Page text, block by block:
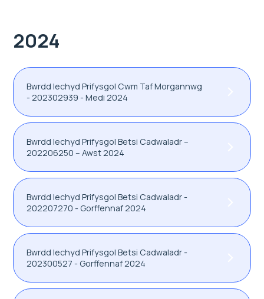
2024
Bwrdd Iechyd Prifysgol Cwm Taf Morgannwg
- 202302939 - Medi 2024
Bwrdd Iechyd Prifysgol Betsi Cadwaladr –
202206250 – Awst 2024
Bwrdd Iechyd Prifysgol Betsi Cadwaladr -
202207270 - Gorffennaf 2024
Bwrdd Iechyd Prifysgol Betsi Cadwaladr -
202300527 - Gorffennaf 2024